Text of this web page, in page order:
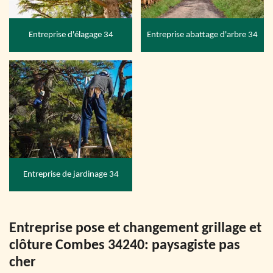
Entreprise d'élagage 34 Entreprise abattage d'arbre 34
Entreprise de jardinage 34
Entreprise pose et changement grillage et
clôture Combes 34240: paysagiste pas
cher